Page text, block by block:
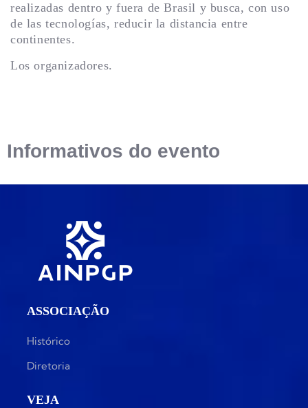
realizadas dentro y fuera de Brasil y busca, con uso
de las tecnologías, reducir la distancia entre
continentes.
Los organizadores.
Informativos do evento
ASSOCIAÇÃO
Histórico
Diretoria
VEJA